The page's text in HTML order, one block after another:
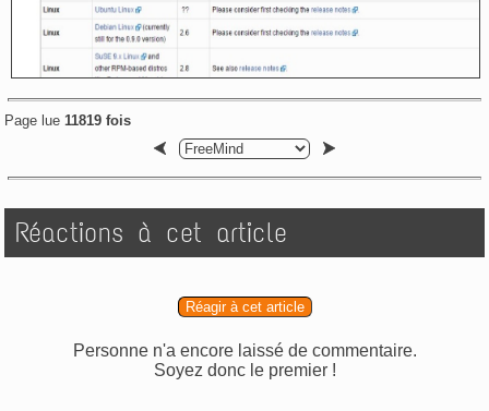
Page lue 11819 fois
Réactions à cet article
Réagir à cet article
Personne n'a encore laissé de commentaire.
Soyez donc le premier !